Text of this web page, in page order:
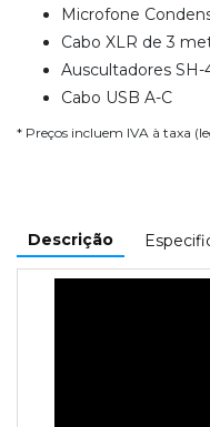
Microfone
Cabo XLR de 3
Auscultadores SH-
Cabo USB A-C
* Preços incluem IVA à taxa
Descrição